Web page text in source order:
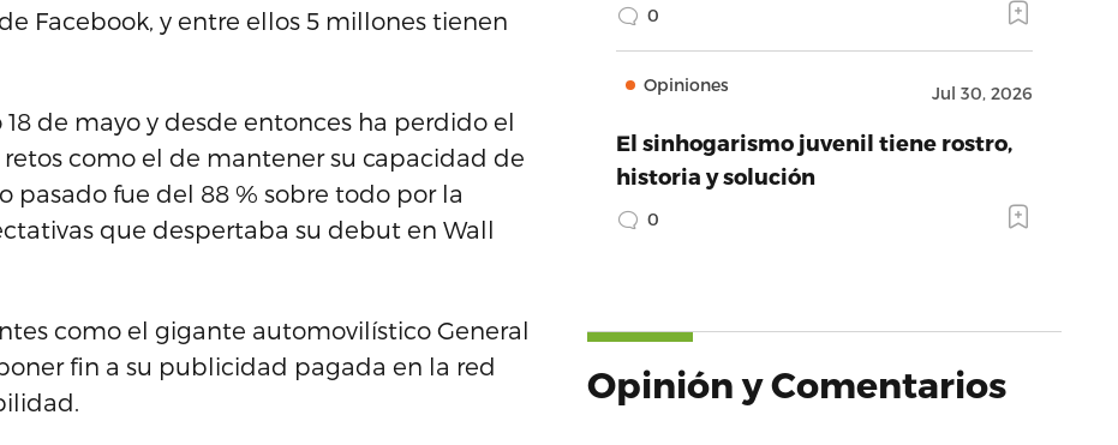
Facebook, y entre ellos 5 millones tienen
de mayo y desde entonces ha perdido el
como el de mantener su capacidad de
pasado fue del 88 % sobre todo por la
que despertaba su debut en Wall
como el gigante automovilístico General
fin a su publicidad pagada en la red
0
Opiniones Jul 30, 2026
El sinhogarismo juvenil tiene rostro,
historia y solución
0
Opinión y Comentarios